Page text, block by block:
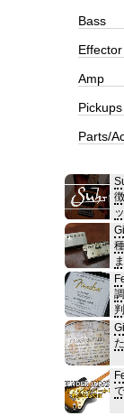
Bass
Effector
Amp
Pickups
Parts/